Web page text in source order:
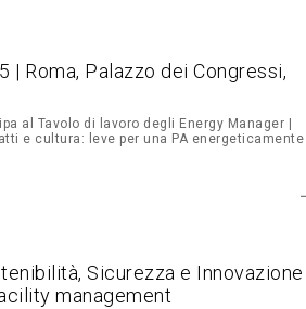
| Roma, Palazzo dei Congressi,
al Tavolo di lavoro degli Energy Manager |
e cultura: leve per una PA energeticamente
Sicurezza e Innovazione
management